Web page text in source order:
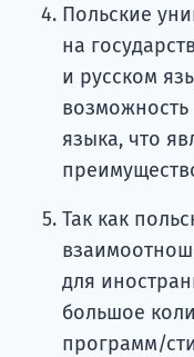
Польские
на
и русском
языка, что
Так как
для
большое
программ/